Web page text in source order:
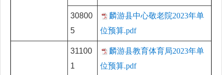
30800
5
麟游县中心敬老院2023年单
位预算.pdf
31100
1
麟游县教育体育局2023年单
位预算.pdf